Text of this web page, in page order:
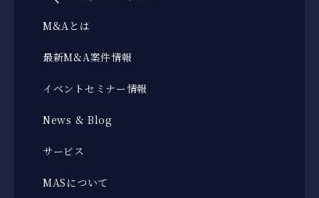
M&Aとは
最新M&A案件情報
イベントセミナー情報
News & Blog
サービス
MASについて